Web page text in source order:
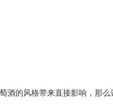
酒的风格带来直接影响，那